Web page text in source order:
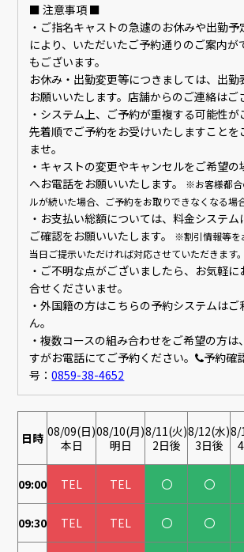
■ 注意事項 ■
・ご指名キャストの急遽のお休みや出勤
により、いただいたご予約通りのご案内が
もございます。
お休み・出勤変更等につきましては、出勤
お願いいたします。店舗からのご連絡はご
・システム上、ご予約が重複する可能性が
先着順でご予約をお受けいたしますことを
ませ。
・キャストの変更やキャンセルをご希望
へお電話をお願いいたします。
※お客様都合
ルが続いた場合、ご予約をお取りできなくなる場
・お支払い総額については、料金システ
ご確認をお願いいたします。
※割引情報等を
当日ご提示いただければ対応させていただきます。
・ご不明な点がございましたら、お気軽
合せくださいませ。
・外国籍の方はこちらの予約システムはご
ん。
・複数コースの組み合わせをご希望の方は
すがお電話にてご予約ください。 予約確
号：0859-38-4652
日時 08/09(日)
本日
08/10(月)
明日
8/11(火)
2日後
8/12(水)
3日後
8/
09:00 TEL TEL 〇 〇
09:30 TEL TEL 〇 〇